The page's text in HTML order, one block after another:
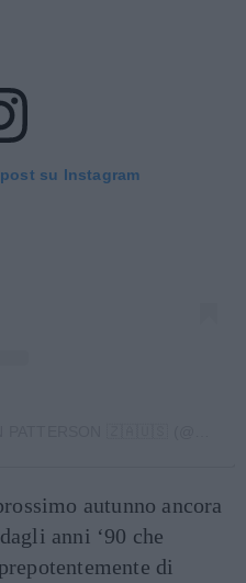
su Instagram
autunno ancora
anni ‘90 che
di